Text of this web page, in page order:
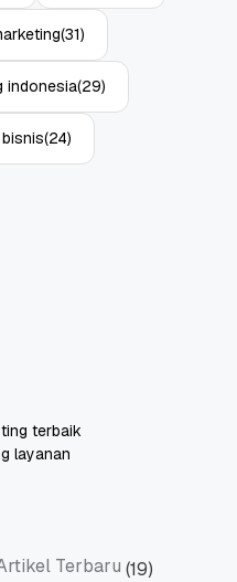
(31)
indonesia(29)
(24)
terbaik
layanan
Terbaru (19)